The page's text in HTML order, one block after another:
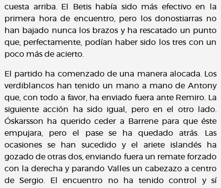
cuesta arriba. El Betis había sido más efectivo en la
primera hora de encuentro, pero los donostiarras no
han bajado nunca los brazos y ha rescatado un punto
que, perfectamente, podían haber sido los tres con un
poco más de acierto.
El partido ha comenzado de una manera alocada. Los
verdiblancos han tenido un mano a mano de Antony
que, con todo a favor, ha enviado fuera ante Remiro. La
siguiente acción ha sido igual, pero en el otro lado.
Óskarsson ha querido ceder a Barrene para que éste
empujara, pero el pase se ha quedado atrás. Las
ocasiones se han sucedido y el ariete islandés ha
gozado de otras dos, enviando fuera un remate forzado
con la derecha y parando Valles un cabezazo a centro
de Sergio. El encuentro no ha tenido control y sí